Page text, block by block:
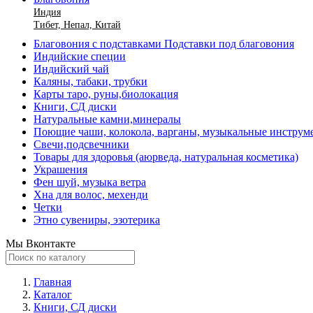
Индия
Тибет, Непал, Китай
Благовония с подставками Подставки под благовония
Индийские специи
Индийский чай
Каляны, табаки, трубки
Карты таро, руны,биолокация
Книги, СД диски
Натуральные камни,минералы
Поющие чаши, колокола, варганы, музыкальные
Свечи,подсвечники
Товары для здоровья (аюрведа, натуральная косметика)
Украшения
Фен шуй, музыка ветра
Хна для волос, мехенди
Четки
Этно сувениры, эзотерика
Мы Вконтакте
Главная
Каталог
Книги, СД диски